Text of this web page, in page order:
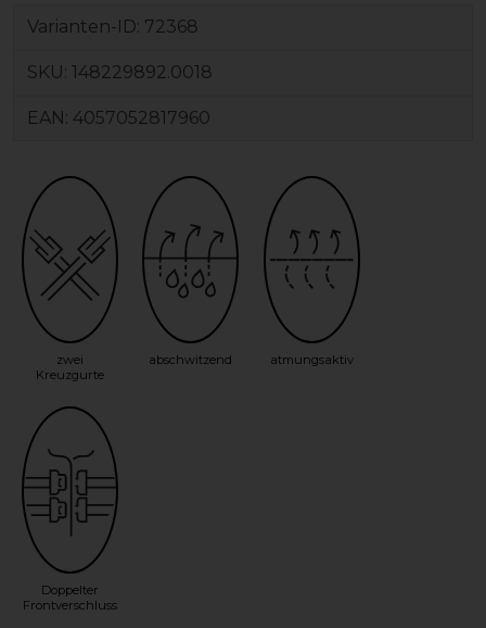
Varianten-ID: 72368
SKU: 148229892.0018
EAN: 4057052817960
zwei
Kreuzgurte
abschwitzend atmungsaktiv
Doppelter
Frontverschluss